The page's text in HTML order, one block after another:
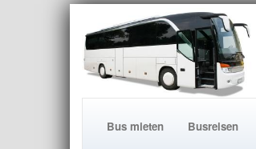
Bus mieten Busreisen